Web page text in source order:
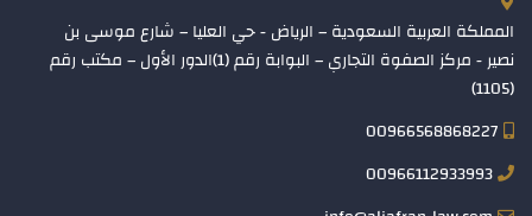
المملكة العربية السعودية – الرياض - حي العليا – شارع موسى بن
نصير - مركز الصفوة التجاري – البوابة رقم (1)الدور الأول – مكتب رقم
(1105)
00966568868227
00966112933993